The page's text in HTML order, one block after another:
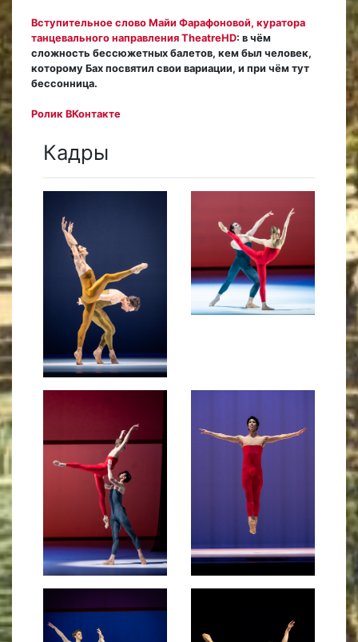
Вступительное слово Майи Фарафоновой, куратора
танцевального направления TheatreHD: в чём
сложность бессюжетных балетов, кем был человек,
которому Бах посвятил свои вариации, и при чём тут
бессонница.
Ролик ВКонтакте
Кадры